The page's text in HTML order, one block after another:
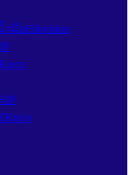
มือHikvision